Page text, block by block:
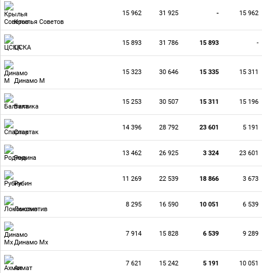
Крылья Советов
15 962 31 925 - 15 962
ЦСКА
15 893 31 786 15 893 -
Динамо М
15 323 30 646 15 335 15 311
Балтика
15 253 30 507 15 311 15 196
Спартак
14 396 28 792 23 601 5 191
Родина
13 462 26 925 3 324 23 601
Рубин
11 269 22 539 18 866 3 673
Локомотив
8 295 16 590 10 051 6 539
Динамо Мх
7 914 15 828 6 539 9 289
Ахмат
7 621 15 242 5 191 10 051